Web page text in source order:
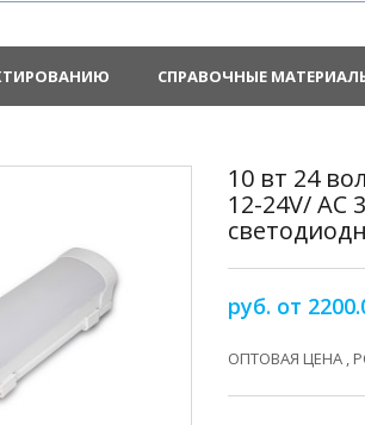
СПРАВОЧНЫЕ
10 вт 24
12-24V/
руб. от
ОПТОВАЯ ЦЕНА ,